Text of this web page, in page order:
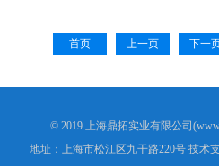
首页
上一页 下一
© 2019 上海鼎拓实业有限公司
地址：上海市松江区九干路220号 技术